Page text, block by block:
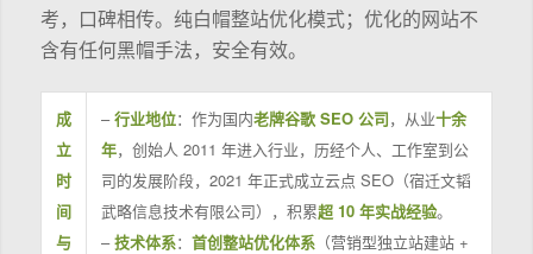
考，口碑相传。纯白帽整站优化模式；优化的网站不
含有任何黑帽手法，安全有效。
成
立
时
间
与
–行业地位：作为国内老牌谷歌 SEO 公司，从业十余
年，创始人 2011 年进入行业，历经个人、工作室到公
司的发展阶段，2021 年正式成立云点 SEO（宿迁文韬
武略信息技术有限公司），积累超 10 年实战经验。
–技术体系： 首创整站优化体系（营销型独立站建站 +